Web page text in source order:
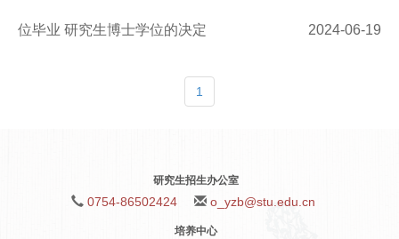
位毕业 研究生博士学位的决定 2024-06-19
1
研究生招生办公室
0754-86502424 o_yzb@stu.edu.cn
培养中心